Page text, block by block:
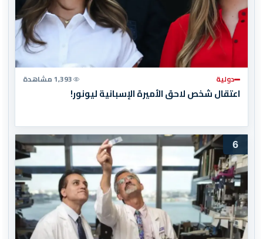
دولية 1,393 مشاهدة
اعتقال شخص لاحق الأميرة الإسبانية ليونور!
6